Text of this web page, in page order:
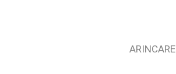
ARINCARE